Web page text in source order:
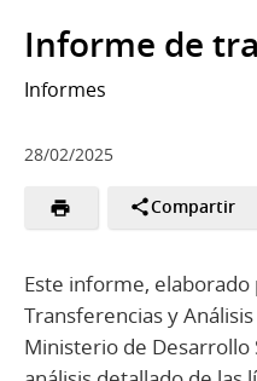
Informe de
Informes
28/02/2025
Compartir
Este informe, elaborado
Transferencias y
Ministerio de Desarrollo